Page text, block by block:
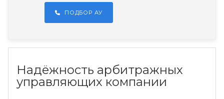
ПОДБОР АУ
Надёжность арбитражных
управляющих компании